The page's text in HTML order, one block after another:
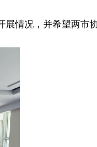
情况，并希望两市